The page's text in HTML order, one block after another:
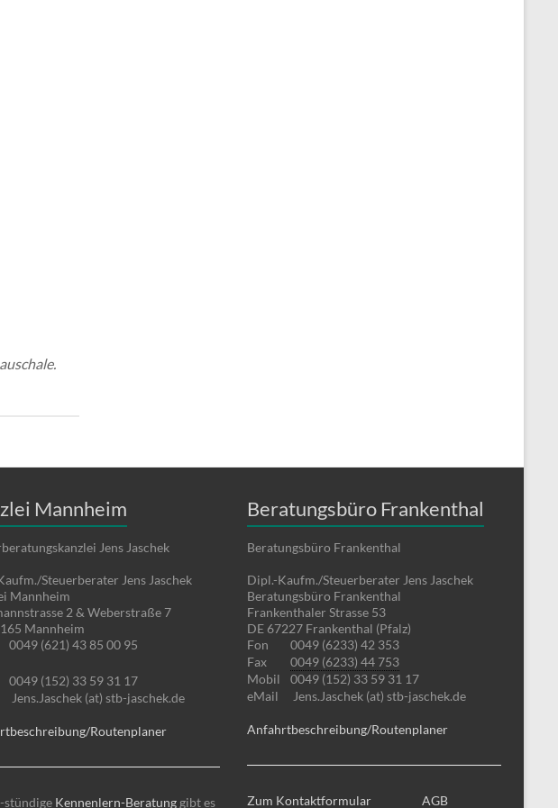
Mannheim
Jens Jaschek
Steuerberater Jens Jaschek
Mannheim
2 & Weberstraße 7
Mannheim
0049 (621) 43 85 00 95
0049 (152) 33 59 31 17
Jens.Jaschek (at) stb-jaschek.de
Routenplaner
stündige Kennenlern-Beratung gibt es
Beratungsbüro Frankenthal
Beratungsbüro Frankenthal
Dipl.-Kaufm./Steuerberater Jens Jaschek
Beratungsbüro Frankenthal
Frankenthaler Strasse 53
DE 67227 Frankenthal (Pfalz)
Fon
0049 (6233) 42 353
Fax
0049 (6233) 44 753
Mobil
0049 (152) 33 59 31 17
eMail
Jens.Jaschek (at) stb-jaschek.de
Anfahrtbeschreibung/Routenplaner
Zum Kontaktformular AGB